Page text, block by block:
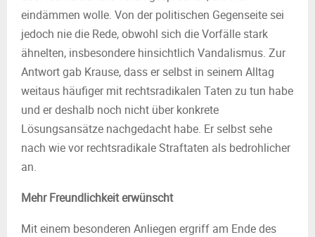
eindämmen wolle. Von der politischen Gegenseite sei
jedoch nie die Rede, obwohl sich die Vorfälle stark
ähnelten, insbesondere hinsichtlich Vandalismus. Zur
Antwort gab Krause, dass er selbst in seinem Alltag
weitaus häufiger mit rechtsradikalen Taten zu tun habe
und er deshalb noch nicht über konkrete
Lösungsansätze nachgedacht habe. Er selbst sehe
nach wie vor rechtsradikale Straftaten als bedrohlicher
an.
Mehr Freundlichkeit erwünscht
Mit einem besonderen Anliegen ergriff am Ende des